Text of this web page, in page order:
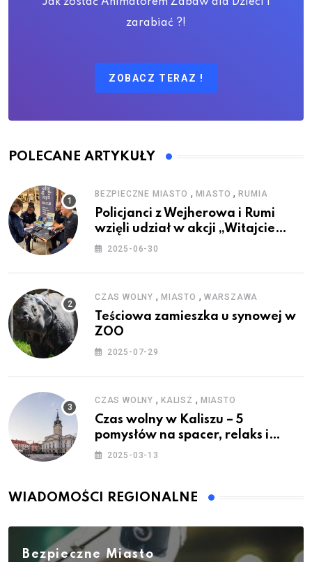
zarabiać ?!
ZOBACZ TERAZ !
POLECANE ARTYKUŁY
BEZPIECZNE MIASTO , MIASTO ,RUMIA
Policjanci z Wejherowa i Rumi
wzięli udział w akcji „Witajcie
Wakacje”
2025-06-30
CZAS WOLNY , MIASTO , WARSZAWA
Teściowa zamieszka u synowej w
ZOO
2025-07-29
CZAS WOLNY , KALISZ , MIASTO
Czas wolny w Kaliszu – 5
pomysłów na spacer, relaks i
rodzinne atrakcje
2025-03-13
WIADOMOŚCI REGIONALNE
Bezpieczne Miasto